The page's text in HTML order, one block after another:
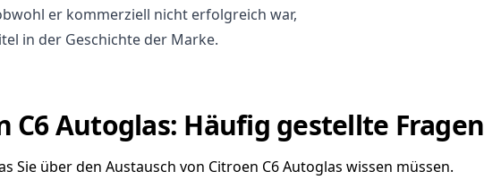
er kommerziell nicht erfolgreich war,
in der Geschichte der Marke.
C6 Autoglas: Häufig gestellte Fragen
Sie über den Austausch von Citroen C6 Autoglas wissen müssen.